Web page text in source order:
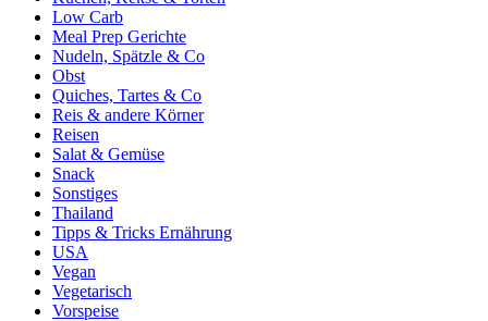
Low Carb
Meal Prep Gerichte
Nudeln, Spätzle & Co
Obst
Quiches, Tartes & Co
Reis & andere Körner
Reisen
Salat & Gemüse
Snack
Sonstiges
Thailand
Tipps & Tricks Ernährung
USA
Vegan
Vegetarisch
Vorspeise